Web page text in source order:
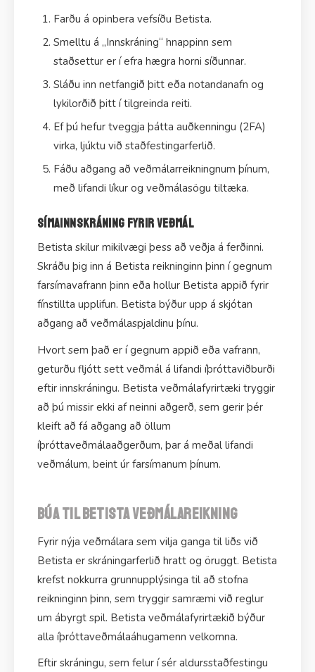
Farðu á opinbera vefsíðu Betista.
Smelltu á „Innskráning“ hnappinn sem
staðsettur er í efra hægra horni síðunnar.
Sláðu inn netfangið þitt eða notandanafn og
lykilorðið þitt í tilgreinda reiti.
Ef þú hefur tveggja þátta auðkenningu (2FA)
virka, ljúktu við staðfestingarferlið.
Fáðu aðgang að veðmálarreikningnum þínum,
með lifandi líkur og veðmálasögu tiltæka.
Símainnskráning fyrir veðmál
Betista skilur mikilvægi þess að veðja á ferðinni.
Skráðu þig inn á Betista reikninginn þinn í gegnum
farsímavafrann þinn eða hollur Betista appið fyrir
fínstillta upplifun. Betista býður upp á skjótan
aðgang að veðmálaspjaldinu þínu.
Hvort sem það er í gegnum appið eða vafrann,
geturðu fljótt sett veðmál á lifandi íþróttaviðburði
eftir innskráningu. Betista veðmálafyrirtæki tryggir
að þú missir ekki af neinni aðgerð, sem gerir þér
kleift að fá aðgang að öllum
íþróttaveðmálaaðgerðum, þar á meðal lifandi
veðmálum, beint úr farsímanum þínum.
Búa til Betista veðmálareikning
Fyrir nýja veðmálara sem vilja ganga til liðs við
Betista er skráningarferlið hratt og öruggt. Betista
krefst nokkurra grunnupplýsinga til að stofna
reikninginn þinn, sem tryggir samræmi við reglur
um ábyrgt spil. Betista veðmálafyrirtækið býður
alla íþróttaveðmálaáhugamenn velkomna.
Eftir skráningu, sem felur í sér aldursstaðfestingu